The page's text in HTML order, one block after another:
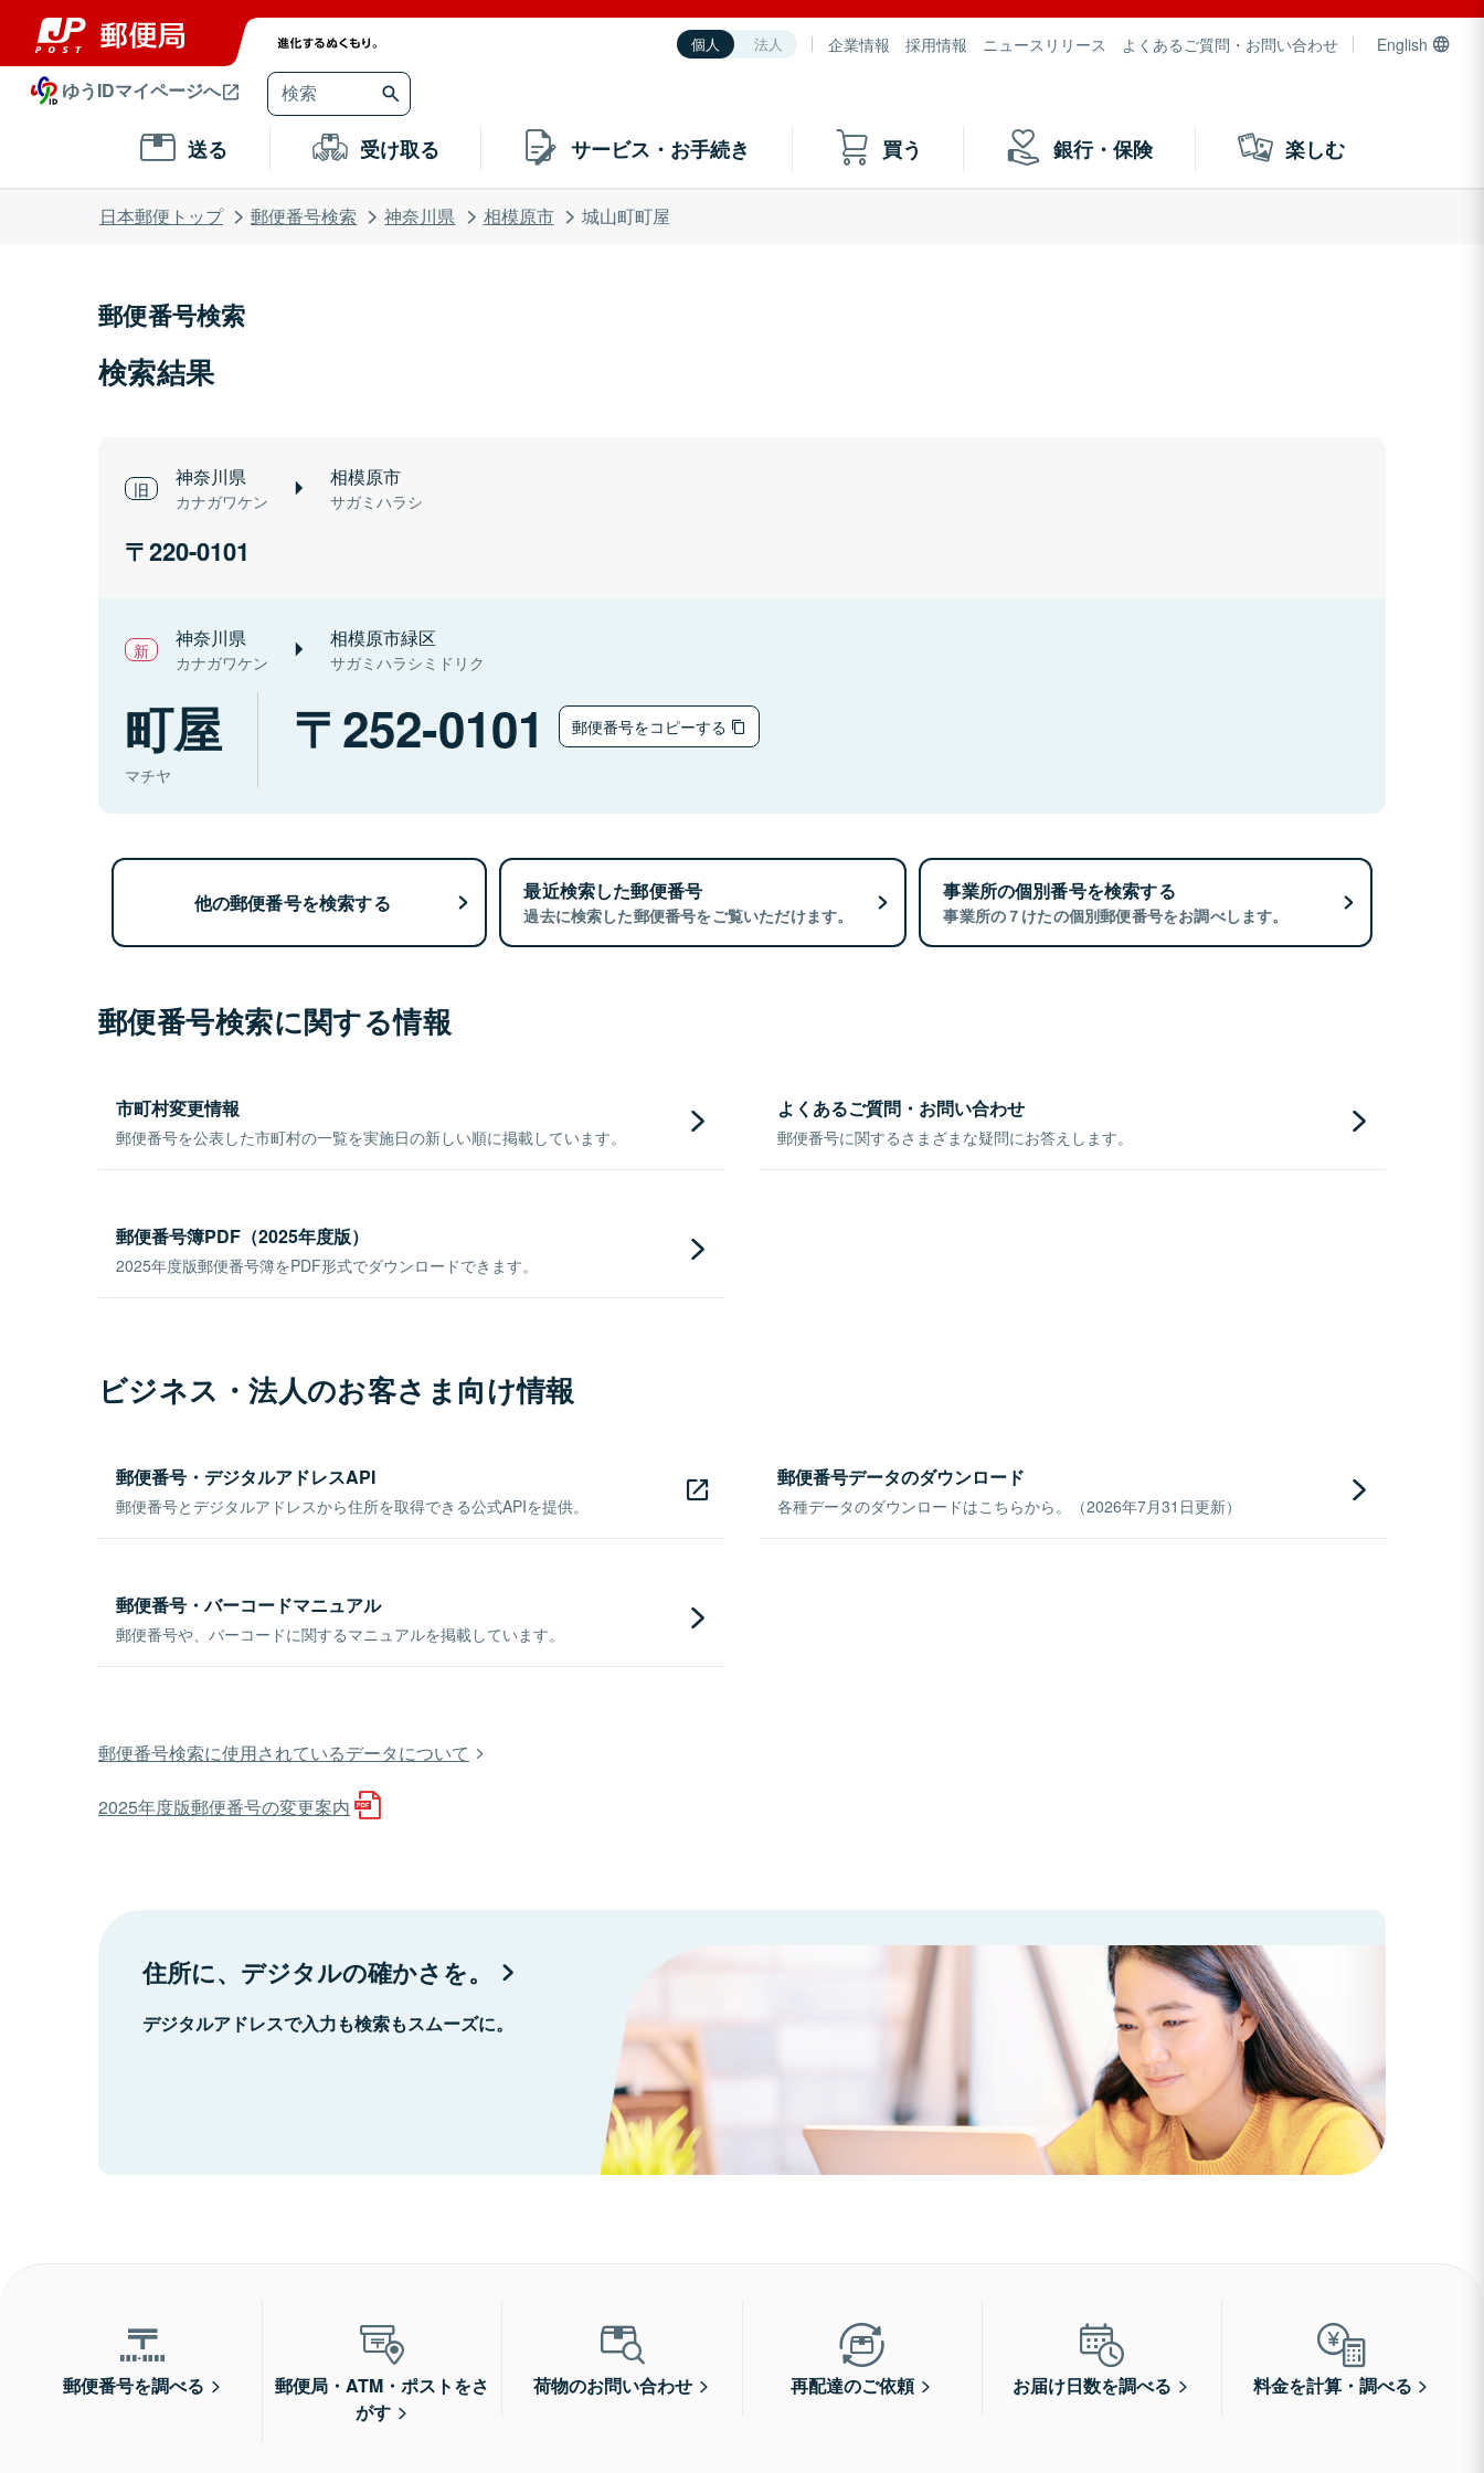
個人 法人 企業情報 採用情報 ニュースリリース よくあるご質問・お問い合わせ English
ゆうIDマイページへ
送る 受け取る サービス・お手続き 買う 銀行・保険 楽しむ
日本郵便トップ 郵便番号検索 神奈川県 相模原市 城山町町屋
郵便番号検索
検索結果
神奈川県
カナガワケン
相模原市
サガミハラシ
220-0101
神奈川県
カナガワケン
相模原市緑区
サガミハラシミドリク
町屋
マチヤ
252-0101 郵便番号をコピーする
他の郵便番号を検索する 最近検索した郵便番号
過去に検索した郵便番号をご覧いただけます。
事業所の個別番号を検索する
事業所の７けたの個別郵便番号をお調べします。
郵便番号検索に関する情報
市町村変更情報
郵便番号を公表した市町村の一覧を実施日の新しい順に掲載しています。
よくあるご質問・お問い合わせ
郵便番号に関するさまざまな疑問にお答えします。
郵便番号簿PDF（2025年度版）
2025年度版郵便番号簿をPDF形式でダウンロードできます。
ビジネス・法人のお客さま向け情報
郵便番号・デジタルアドレスAPI
郵便番号とデジタルアドレスから住所を取得できる公式APIを提供。
郵便番号データのダウンロード
各種データのダウンロードはこちらから。（2026年7月31日更新）
郵便番号・バーコードマニュアル
郵便番号や、バーコードに関するマニュアルを掲載しています。
郵便番号検索に使用されているデータについて
2025年度版郵便番号の変更案内
住所に、デジタルの確かさを。
デジタルアドレスで入力も検索もスムーズに。
郵便番号を調べる
郵便局・ATM・ポストをさ
がす
荷物のお問い合わせ 再配達のご依頼 お届け日数を調べる 料金を計算・調べる